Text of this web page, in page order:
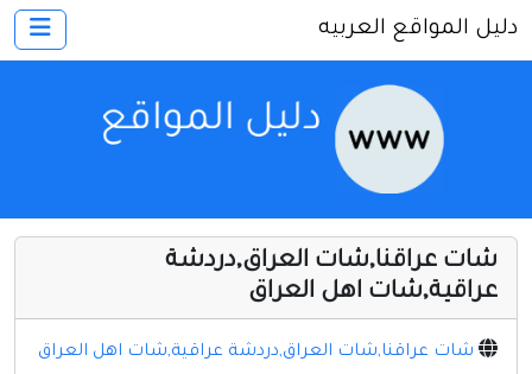
اتصل بنا
أخرى ومنوعه
إنترنت وشبكات
الأسرة والترفيه
دليل المواقع العربيه
شات عراقنا,شات العراق,دردشة
عراقية,شات اهل العراق
شات عراقنا,شات العراق,دردشة عراقية,شات اهل العراق